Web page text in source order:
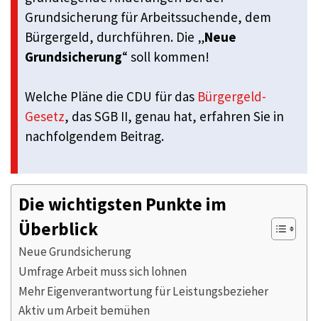
Grundsicherung für Arbeitssuchende, dem
Bürgergeld, durchführen. Die „Neue
Grundsicherung“ soll kommen!
Welche Pläne die CDU für das Bürgergeld-
Gesetz, das SGB II, genau hat, erfahren Sie in
nachfolgendem Beitrag.
Die wichtigsten Punkte im
Überblick
Neue Grundsicherung
Umfrage Arbeit muss sich lohnen
Mehr Eigenverantwortung für Leistungsbezieher
Aktiv um Arbeit bemühen